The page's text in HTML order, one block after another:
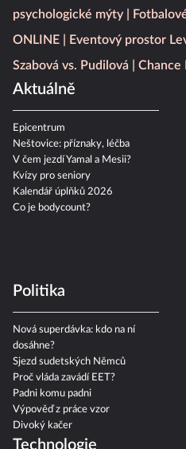
psychologické mýty
ONLINE
Eventový prostor
Szabová vs. Pudilová
Chance
Aktuálně
Epicentrum
Neštovice: příznaky, léčba
V čem jezdí Yamal a Mesii?
Kvízy pro seniory
Kalendář úplňků 2026
Co je bodycount?
Politika
Nová superdávka: kdo na ní
dosáhne?
Sjezd sudetských Němců
Proč vláda zavádí EET?
Padni komu padni
Výpověď z práce vzor
Divoký kačer
Technologie